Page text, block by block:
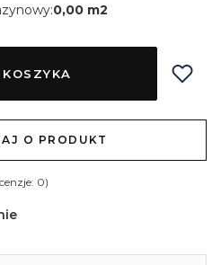
0,00 m2
O PRODUKT
0)